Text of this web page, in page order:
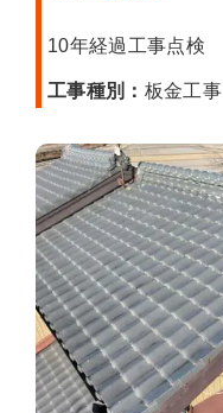
10年経過工事点検
工事種別： 板金工事